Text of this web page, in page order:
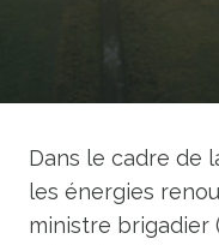
Dans le cadre de
les énergies
ministre brigadier